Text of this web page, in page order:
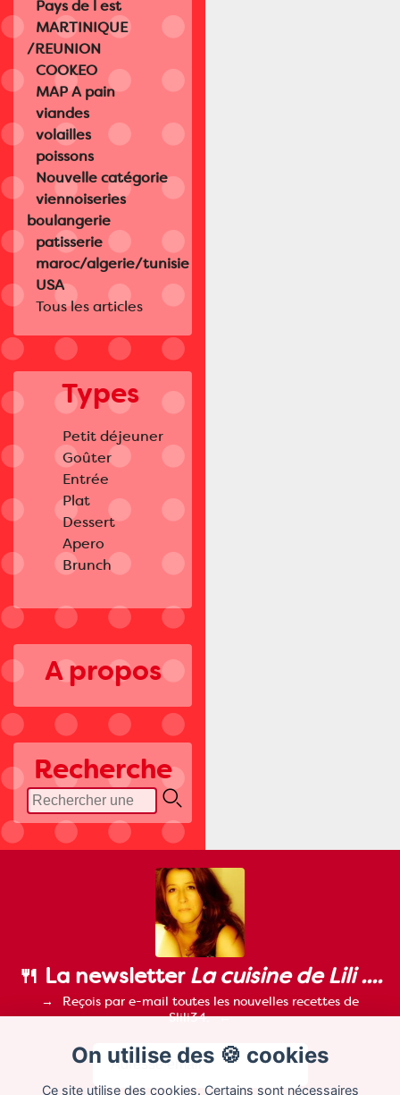
Pays de l est
MARTINIQUE
/REUNION
COOKEO
MAP A pain
viandes
volailles
poissons
Nouvelle catégorie
viennoiseries
boulangerie
patisserie
maroc/algerie/tunisie
USA
Tous les articles
Types
Petit déjeuner
Goûter
Entrée
Plat
Dessert
Apero
Brunch
A propos
Recherche
On utilise des 🍪 cookies
Ce site utilise des cookies. Certains sont nécessaires
🍴 La newsletterLa cuisine de Lili ....
Reçois par e-mail toutes les nouvelles recettes de
Slili34.